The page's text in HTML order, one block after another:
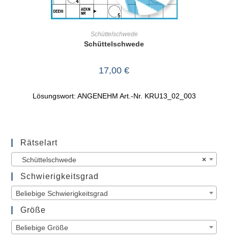
Schüttelschwede
Schüttelschwede
17,00 €
Lösungswort: ANGENEHM Art.-Nr. KRU13_02_003
Rätselart
×
Schüttelschwede
Schwierigkeitsgrad
Beliebige Schwierigkeitsgrad
Größe
Beliebige Größe